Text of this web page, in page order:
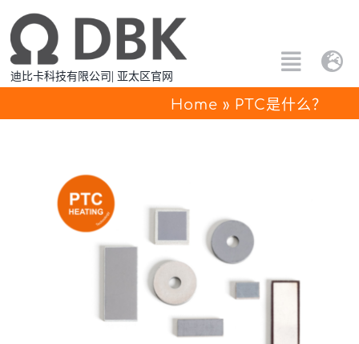
过
内
容
迪比卡科技有限公司| 亚太区官网
Toggle
定制解决方案
Eng
Home » PTC是什么？